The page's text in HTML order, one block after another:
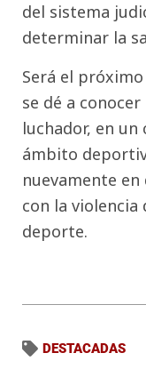
del sistema
determinar la
Será el
se dé a
luchador, en un
ámbito
nuevamente
con la
deporte.
DESTACADAS